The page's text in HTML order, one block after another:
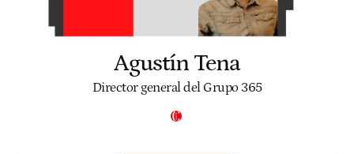
Agustín Tena
Director general del Grupo 365